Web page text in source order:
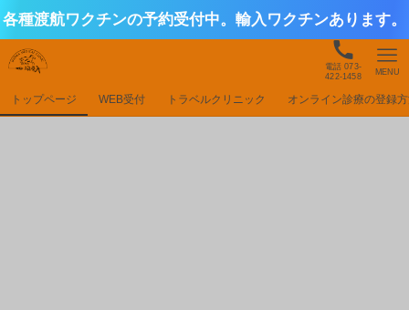
各種渡航ワクチンの予約受付中。輸入ワクチンあります。
電話 073-
422-1458
MENU
トップページ WEB受付 トラベルクリニック オンライン診療の登録